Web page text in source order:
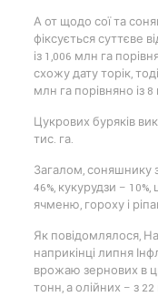
А от щодо сої та
фіксується суттєве
із 1,006 млн га
схожу дату торік,
млн га порівняно із
Цукрових буряків
тис. га.
Загалом, соняшнику
46%, кукурудзи –
ячменю, гороху і
Як повідомлялося,
наприкінці липня
врожаю зернових в
тонн, а олійних – з